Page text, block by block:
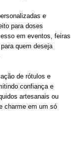
e
para doses
em eventos, feiras
quem deseja
de rótulos e
confiança e
artesanais ou
charme em um só